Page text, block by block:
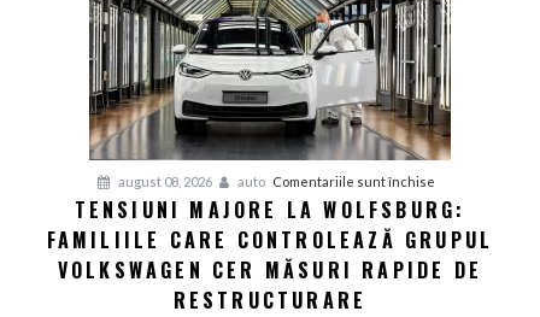
germani,
arată
un
studiu
recent
august 08, 2026 auto Comentariile sunt închise
Tensiuni
majore
la
TENSIUNI MAJORE LA WOLFSBURG:
FAMILIILE CARE CONTROLEAZĂ GRUPUL
VOLKSWAGEN CER MĂSURI RAPIDE DE
RESTRUCTURARE